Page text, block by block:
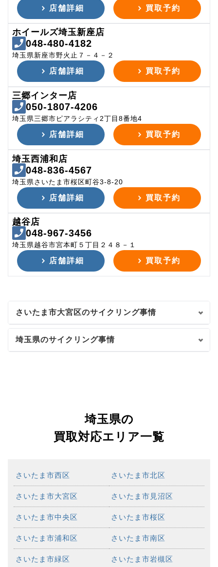
店舗詳細 買取予約
ホイールズ埼玉新座店
048-480-4182
埼玉県新座市野火止７－４－２
店舗詳細 買取予約
三郷インター店
050-1807-4206
埼玉県三郷市ピアラシティ2丁目8番地4
店舗詳細 買取予約
埼玉西浦和店
048-836-4567
埼玉県さいたま市桜区町谷3-8-20
店舗詳細 買取予約
越谷店
048-967-3456
埼玉県越谷市宮本町５丁目２４８－１
店舗詳細 買取予約
さいたま市大宮区のサイクリング事情
埼玉県のサイクリング事情
埼玉県の
買取対応エリア一覧
さいたま市西区 さいたま市北区
さいたま市大宮区 さいたま市見沼区
さいたま市中央区 さいたま市桜区
さいたま市浦和区 さいたま市南区
さいたま市緑区 さいたま市岩槻区